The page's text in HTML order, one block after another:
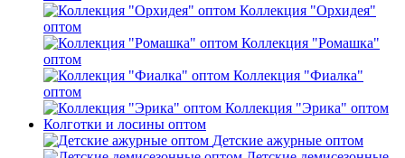
Коллекция "Орхидея"
оптом
Коллекция "Ромашка"
оптом
Коллекция "Фиалка"
оптом
Коллекция "Эрика" оптом
Колготки и лосины оптом
Детские ажурные оптом